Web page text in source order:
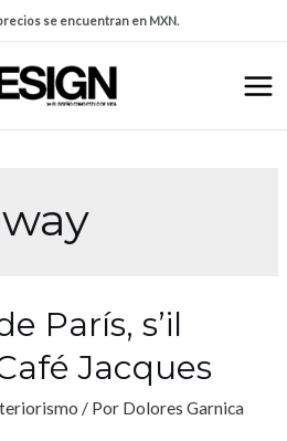
se encuentran en MXN.
París, s’il
Jacques
/ Por Dolores Garnica